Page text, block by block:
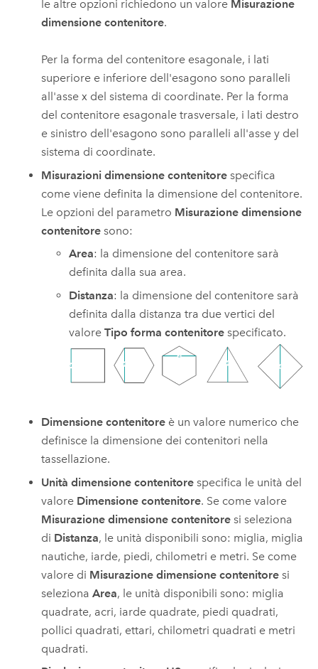
le altre opzioni richiedono un valore Misurazione
dimensione contenitore.
Per la forma del contenitore esagonale, i lati
superiore e inferiore dell'esagono sono paralleli
all'asse x del sistema di coordinate. Per la forma
del contenitore esagonale trasversale, i lati destro
e sinistro dell'esagono sono paralleli all'asse y del
sistema di coordinate.
Misurazioni dimensione contenitore specifica
come viene definita la dimensione del contenitore.
Le opzioni del parametro Misurazione dimensione
contenitore sono:
Area: la dimensione del contenitore sarà
definita dalla sua area.
Distanza: la dimensione del contenitore sarà
definita dalla distanza tra due vertici del
valoreTipo forma contenitore specificato.
Dimensione contenitore è un valore numerico che
definisce la dimensione dei contenitori nella
tassellazione.
Unità dimensione contenitore specifica le unità del
valore Dimensione contenitore. Se come valore
Misurazione dimensione contenitore si seleziona
di Distanza, le unità disponibili sono: miglia, miglia
nautiche, iarde, piedi, chilometri e metri. Se come
valore di Misurazione dimensione contenitore si
selezionaArea, le unità disponibili sono: miglia
quadrate, acri, iarde quadrate, piedi quadrati,
pollici quadrati, ettari, chilometri quadrati e metri
quadrati.